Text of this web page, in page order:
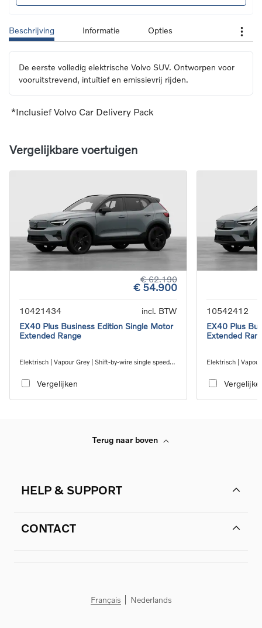
Beschrijving Informatie Opties
De eerste volledig elektrische Volvo SUV. Ontworpen voor
vooruitstrevend, intuïtief en emissievrij rijden.
*Inclusief Volvo Car Delivery Pack
Vergelijkbare voertuigen
€ 62.190
€ 54.900
10421434
incl. BTW
EX40 Plus Business Edition Single Motor
Extended Range
Elektrisch | Vapour Grey | Shift-by-wire single speed
Vergelijken
10542412
EX40 Plus
Extended
Elektrisch |
Terug naar boven
HELP & SUPPORT
CONTACT
Français Nederlands